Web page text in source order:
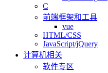
C
前端框架和工具
vue
HTML/CSS
JavaScript/jQuery
计算机相关
软件专区